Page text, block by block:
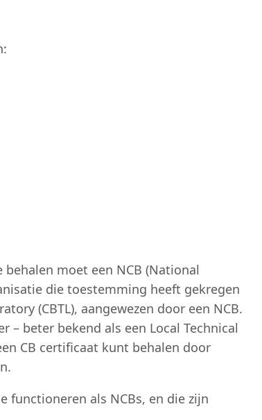
moet een NCB (National
die toestemming heeft gekregen
(CBTL), aangewezen door een NCB.
beter bekend als een Local Technical
CB certificaat kunt behalen door
functioneren als NCBs, en die zijn